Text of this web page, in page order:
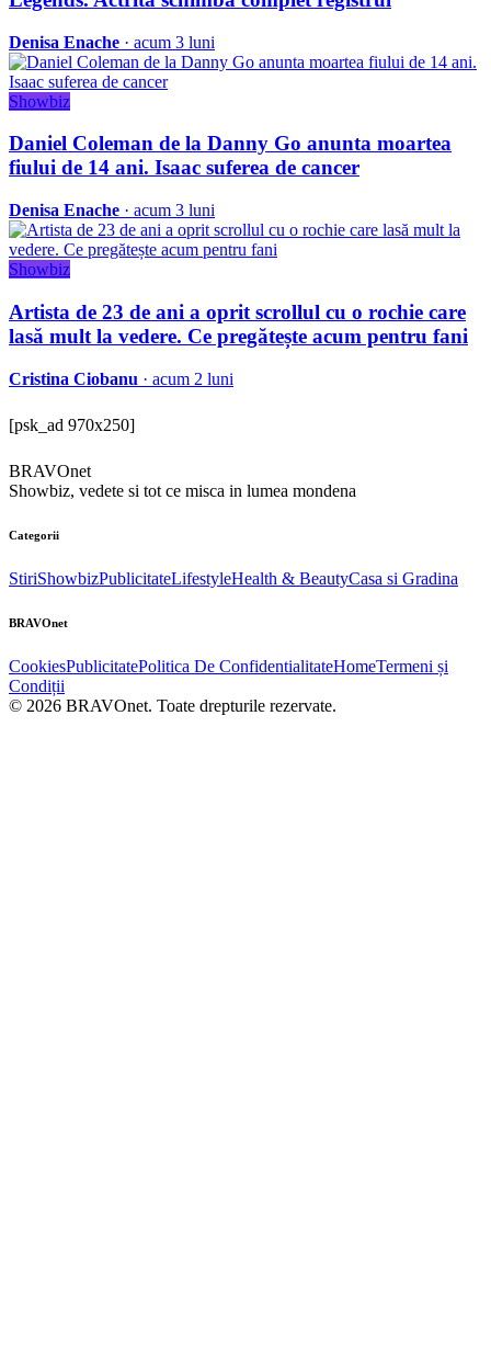
Denisa Enache · acum 3 luni
Showbiz
Daniel Coleman de la Danny Go anunta moartea
fiului de 14 ani. Isaac suferea de cancer
Denisa Enache · acum 3 luni
Showbiz
Artista de 23 de ani a oprit scrollul cu o rochie care
lasă mult la vedere. Ce pregătește acum pentru fani
Cristina Ciobanu · acum 2 luni
[psk_ad 970x250]
BRAVOnet
Showbiz, vedete si tot ce misca in lumea mondena
Categorii
StiriShowbizPublicitateLifestyleHealth & BeautyCasa si Gradina
BRAVOnet
CookiesPublicitatePolitica De ConfidentialitateHomeTermeni și
Condiții
© 2026 BRAVOnet. Toate drepturile rezervate.